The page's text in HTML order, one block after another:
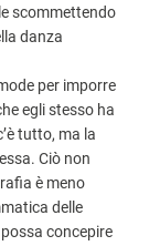
scommettendo
danza
per imporre
egli stesso ha
tutto, ma la
Ciò non
è meno
delle
concepire